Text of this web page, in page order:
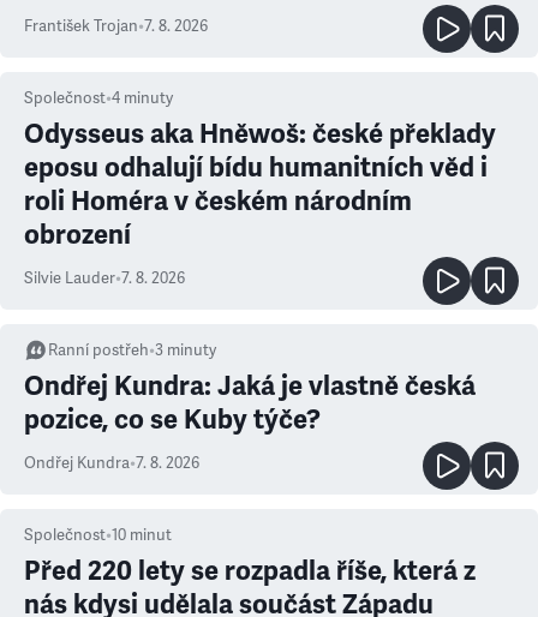
František Trojan•7. 8. 2026
Společnost•4 minuty
Odysseus aka Hněwoš: české překlady
eposu odhalují bídu humanitních věd i
roli Homéra v českém národním
obrození
Silvie Lauder•7. 8. 2026
Ranní postřeh•3 minuty
Ondřej Kundra: Jaká je vlastně česká
pozice, co se Kuby týče?
Ondřej Kundra•7. 8. 2026
Společnost•10 minut
Před 220 lety se rozpadla říše, která z
nás kdysi udělala součást Západu